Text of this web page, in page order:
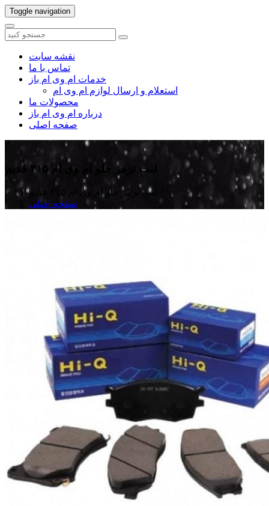
Toggle navigation
نقشه سایت
تماس با ما
خدمات ام وی ام باز
استعلام و ارسال لوازم ام وی ام
محصولات ما
درباره ام وی ام باز
صفحه اصلی
لنت ترمز جلو ام وی ام ۳۱۵ قدیم
لنت ترمز جلو ام وی ام ۳۱۵ قدیم
صفحه اصلی